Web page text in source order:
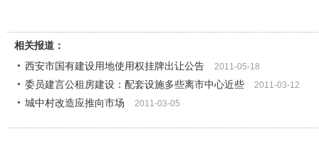
相关报道：
西安市国有建设用地使用权挂牌出让公告
2011-05-18
委员建言公租房建设：配套设施多些离市中心近些 2011-03-12
城中村改造应推向市场 2011-03-05